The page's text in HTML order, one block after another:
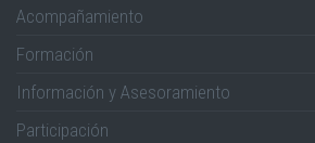
Acompañamiento
Formación
Información y Asesoramiento
Participación